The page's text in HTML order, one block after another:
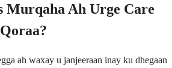
Murqaha Ah Urge Care
ah waxay u janjeeraan inay ku dhegaan